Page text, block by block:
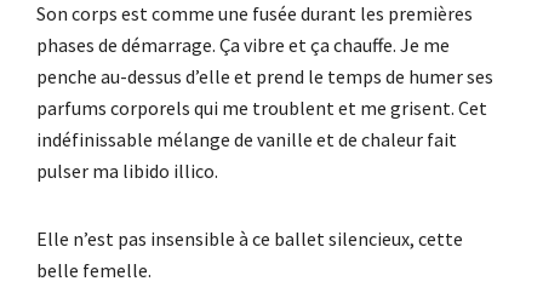
Son corps est comme une fusée durant les premières
phases de démarrage. Ça vibre et ça chauffe. Je me
penche au-dessus d’elle et prend le temps de humer ses
parfums corporels qui me troublent et me grisent. Cet
indéfinissable mélange de vanille et de chaleur fait
pulser ma libido illico.
Elle n’est pas insensible à ce ballet silencieux, cette
belle femelle.